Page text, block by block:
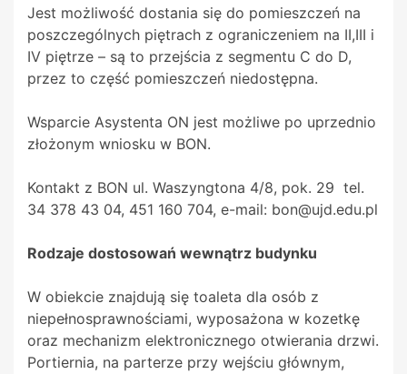
Jest możliwość dostania się do pomieszczeń na
poszczególnych piętrach z ograniczeniem na II,III i
IV piętrze – są to przejścia z segmentu C do D,
przez to część pomieszczeń niedostępna.
Wsparcie Asystenta ON jest możliwe po uprzednio
złożonym wniosku w BON.
Kontakt z BON ul. Waszyngtona 4/8, pok. 29 tel.
34 378 43 04, 451 160 704, e-mail: bon@ujd.edu.pl
Rodzaje dostosowań wewnątrz budynku
W obiekcie znajdują się toaleta dla osób z
niepełnosprawnościami, wyposażona w kozetkę
oraz mechanizm elektronicznego otwierania drzwi.
Portiernia, na parterze przy wejściu głównym,